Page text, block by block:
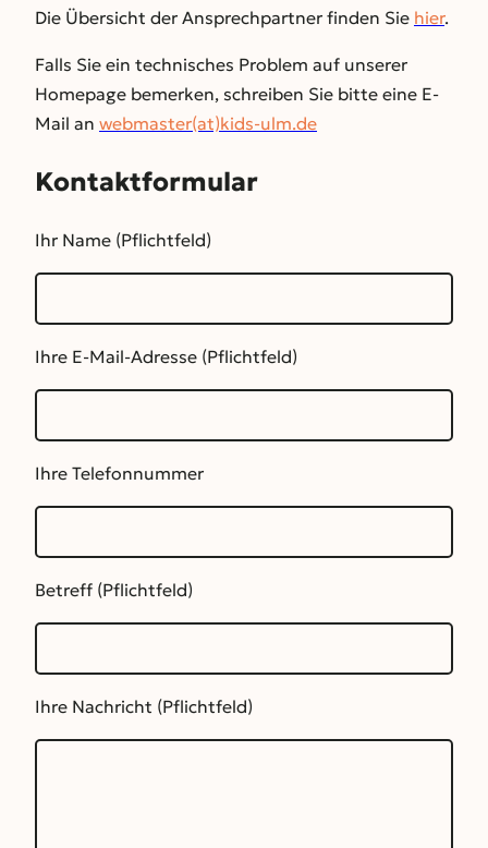
Die Übersicht der Ansprechpartner finden Sie hier.
Falls Sie ein technisches Problem auf unserer
Homepage bemerken, schreiben Sie bitte eine E-
Mail an webmaster(at)kids-ulm.de
Kontaktformular
Ihr Name (Pflichtfeld)
Ihre E-Mail-Adresse (Pflichtfeld)
Ihre Telefonnummer
Betreff (Pflichtfeld)
Ihre Nachricht (Pflichtfeld)